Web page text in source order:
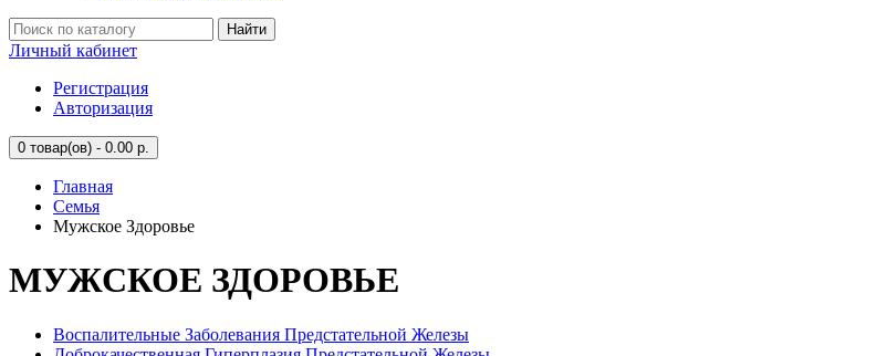
Найти
Личный кабинет
Регистрация
Авторизация
0 товар(ов) - 0.00 р.
Главная
Семья
Мужское Здоровье
МУЖСКОЕ ЗДОРОВЬЕ
Воспалительные Заболевания Предстательной Железы